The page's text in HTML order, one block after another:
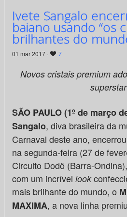
Ivete Sangalo
baiano usando “os
brilhantes do
01 mar 2017 · 7
Novos cristais premium
superstar
SÃO PAULO (1º de março
Sangalo, diva brasileira da
Carnaval deste ano,
na segunda-feira (27 de
Circuito Dodô (Barra-
com um incrível look
mais brilhante do mundo, o
MAXIMA, a nova linha